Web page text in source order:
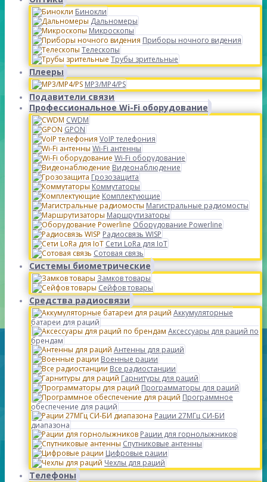
Бинокли
Дальномеры
Микроскопы
Приборы ночного видения
Телескопы
Трубы зрительные
Плееры
MP3/MP4/PS
Подавители связи
Профессиональное Wi-Fi оборудование
CWDM
GPON
VoIP телефония
Wi-Fi антенны
Wi-Fi оборудование
Видеонаблюдение
Грозозащита
Коммутаторы
Комплектующие
Магистральные радиомосты
Маршрутизаторы
Оборудование Powerline
Радиосвязь WISP
Сети LoRa для IoT
Сотовая связь
Системы биометрические
Замков товары
Сейфов товары
Средства радиосвязи
Аккумуляторные
батареи для раций
Аксессуары для раций по
брендам
Антенны для раций
Военные рации
Все радиостанции
Гарнитуры для раций
Программаторы для раций
Программное
обеспечение для раций
Рации 27МГц СИ-БИ
диапазона
Рации для горнолыжников
Спутниковые антенны
Цифровые рации
Чехлы для раций
Телефоны